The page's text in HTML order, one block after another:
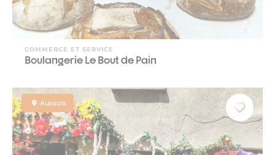
COMMERCE ET SERVICE
Boulangerie Le Bout de Pain
Aussois